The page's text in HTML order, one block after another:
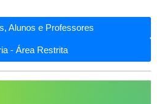
Alunos e Professores
- Área Restrita